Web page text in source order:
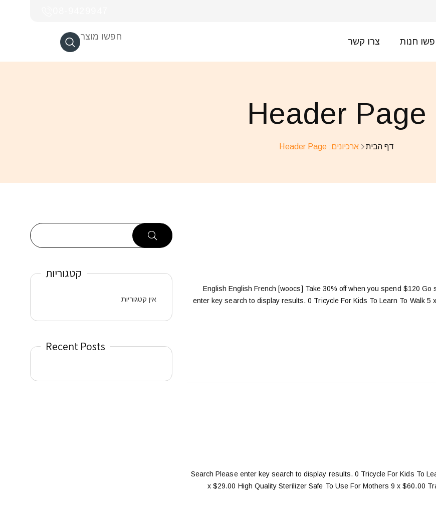
חנות צרו קשר
חפשו מוצר
Header Page
דף הבית ארכיונים:Header Page
English English French [woocs] Take 30% off when you spend $120
enter key search to display results. 0 Tricycle For Kids To Learn To Walk
Search Please enter key search to display results. 0 Tricycle For Kids To
x $29.00 High Quality Sterilizer Safe To Use For Mothers 9 x $60.00
קטגוריות
אין קטגוריות
Recent Posts